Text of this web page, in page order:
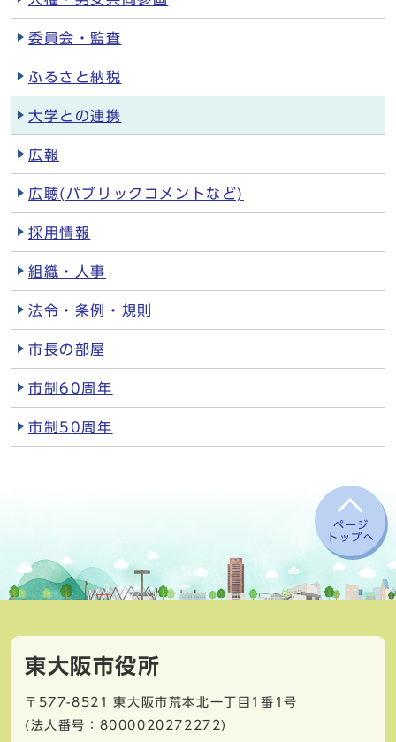
委員会・監査
ふるさと納税
大学との連携
広報
広聴(パブリックコメントなど)
採用情報
組織・人事
法令・条例・規則
市長の部屋
市制60周年
市制50周年
ページ
トップへ
東大阪市役所
〒577-8521
東大阪市荒本北一丁目1番1号
(法人番号：8000020272272)